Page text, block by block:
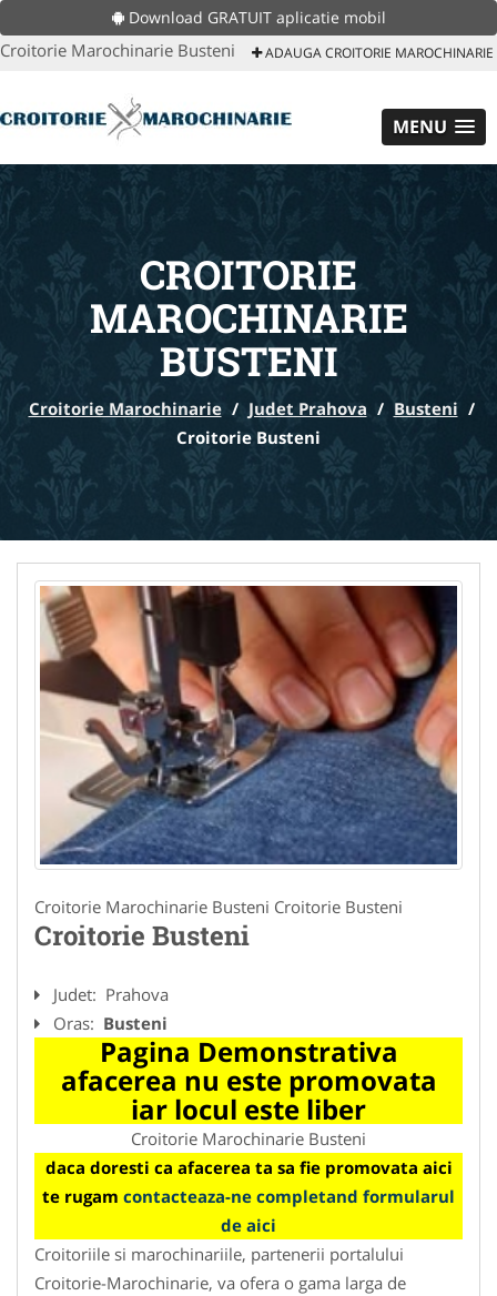
Download GRATUIT aplicatie mobil
Croitorie Marochinarie Busteni ADAUGA CROITORIE MAROCHINARIE
MENU
CROITORIE
MAROCHINARIE
BUSTENI
Croitorie Marochinarie / Judet Prahova / Busteni /
Croitorie Busteni
Croitorie Marochinarie Busteni Croitorie Busteni
Croitorie Busteni
Judet: Prahova
Oras: Busteni
Pagina Demonstrativa
afacerea nu este promovata
iar locul este liber
Croitorie Marochinarie Busteni
daca doresti ca afacerea ta sa fie promovata aici
te rugam contacteaza-ne completand formularul
de aici
Croitoriile si marochinariile, partenerii portalului
Croitorie-Marochinarie, va ofera o gama larga de